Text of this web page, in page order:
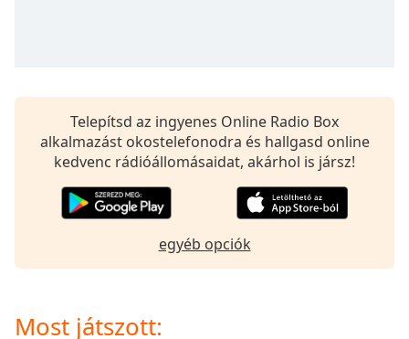
off,
selected
subtitles
settings ,
settings
subtitles
off,
Telepítsd az ingyenes Online Radio Box
alkalmazást okostelefonodra és hallgasd online
kedvenc rádióállomásaidat, akárhol is jársz!
egyéb opciók
Most játszott: